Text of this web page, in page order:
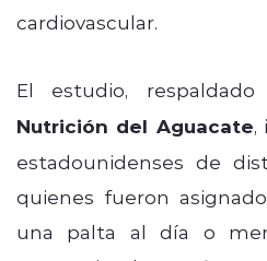
cardiovascular.
El estudio,
Nutrición del Aguacate,
estadounidenses de
quienes fueron
una palta al día o